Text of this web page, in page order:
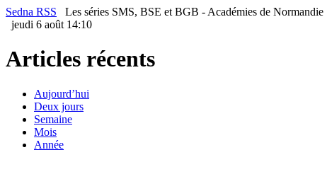
Sedna RSS Les séries SMS, BSE et BGB - Académies de Normandie
jeudi 6 août 14:10
Articles récents
Aujourd’hui
Deux jours
Semaine
Mois
Année